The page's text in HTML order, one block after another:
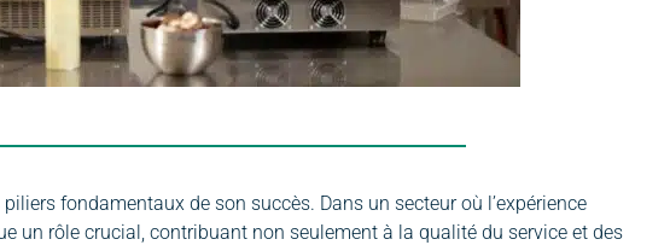
fondamentaux de son succès. Dans un secteur où l’expérience
un rôle crucial, contribuant non seulement à la qualité du service et des